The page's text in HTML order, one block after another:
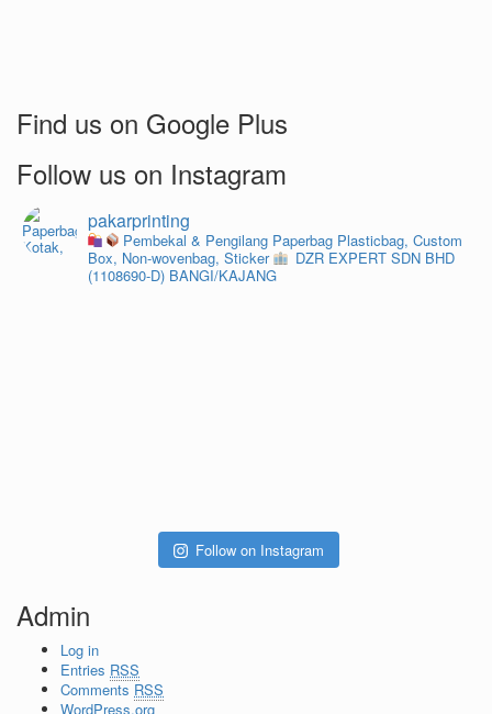
Find us on Google Plus
Follow us on Instagram
pakarprinting
Pembekal & Pengilang Paperbag Plasticbag, Custom
Box, Non-wovenbag, Sticker
DZR EXPERT SDN BHD
(1108690-D) BANGI/KAJANG
Follow on Instagram
Admin
Log in
Entries RSS
Comments RSS
WordPress.org